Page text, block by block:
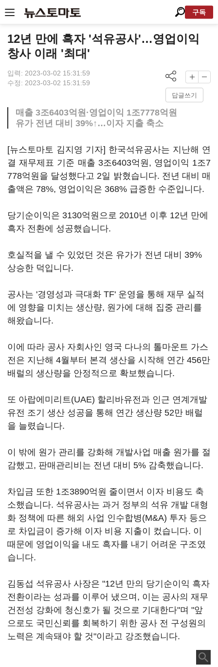
구독
12년 만에 흑자 '석유공사'…영업이익
창사 이래 '최대'
입력: 2023-03-02 15:31:59
수정: 2023-03-02 15:31:59
답글쓰기
매출 3조6403억원·영업이익 1조7778억원
유가 전년 대비 39%↑…이자 지출 축소
[뉴스토마토 김지영 기자] 한국석유공사는 지난해 연
결 재무제표 기준 매출 3조6403억원, 영업이익 1조7
778억원을 달성했다고 2일 밝혔습니다. 전년 대비 매
출액은 78%, 영업이익은 368% 급증한 수준입니다.
당기순이익은 3130억원으로 2010년 이후 12년 만에
흑자 전환에 성공했습니다.
호실적을 낼 수 있었던 것은 유가가 전년 대비 39%
상승한 덕입니다.
공사는 '경영성과 극대화 TF' 운영을 통해 재무 실적
에 영향을 미치는 생산량, 원가에 대해 집중 관리를
해왔습니다.
이에 따라 공사 자회사인 영국 다나의 톨마운트 가스
전은 지난해 4월부터 본격 생산을 시작해 연간 456만
배럴의 생산량을 안정적으로 확보했습니다.
또 아랍에미리트(UAE) 할리바유전과 인근 연계개발
유전 조기 생산 성공을 통해 연간 생산량 52만 배럴
을 늘렸습니다.
이 밖에 원가 관리를 강화해 개발사업 매출 원가를 절
감했고, 판매관리비는 전년 대비 5% 감축했습니다.
차입금 또한 1조3890억원 줄이면서 이자 비용도 축
소했습니다. 석유공사는 과거 정부의 석유 개발 대형
화 정책에 따른 해외 사업 인수합병(M&A) 투자 등으
로 차입금이 증가해 이자 비용 지출이 컸습니다. 이
때문에 영업이익을 내도 흑자를 내기 어려운 구조였
습니다.
김동섭 석유공사 사장은 "12년 만의 당기순이익 흑자
전환이라는 성과를 이루어 냈으며, 이는 공사의 재무
건전성 강화에 청신호가 될 것으로 기대한다"며 "앞
으로도 국민신뢰를 회복하기 위한 공사 전 구성원의
노력은 계속돼야 할 것"이라고 강조했습니다.